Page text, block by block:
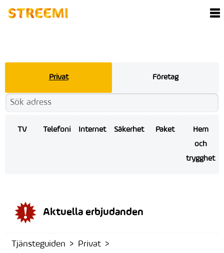
Privat Företag
TV Telefoni Internet Säkerhet Paket
Hem
och
trygghet
Aktuella erbjudanden
Tjänsteguiden Privat